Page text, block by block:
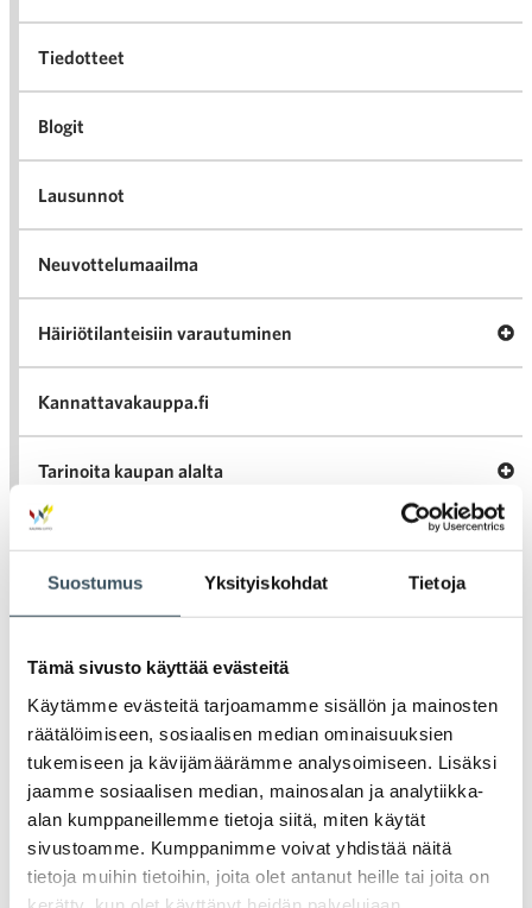
Suostumus Yksityiskohdat Tietoja
Tämä sivusto käyttää evästeitä
Käytämme evästeitä tarjoamamme sisällön ja mainosten
räätälöimiseen, sosiaalisen median ominaisuuksien
tukemiseen ja kävijämäärämme analysoimiseen. Lisäksi
jaamme sosiaalisen median, mainosalan ja analytiikka-
alan kumppaneillemme tietoja siitä, miten käytät
sivustoamme. Kumppanimme voivat yhdistää näitä
tietoja muihin tietoihin, joita olet antanut heille tai joita on
Tiedotteet
Blogit
Lausunnot
Neuvottelumaailma
Häiriötilanteisiin varautuminen
Kannattavakauppa.fi
Tarinoita kaupan alalta
Medialle
Seuraa toimintaamme
Arkistot